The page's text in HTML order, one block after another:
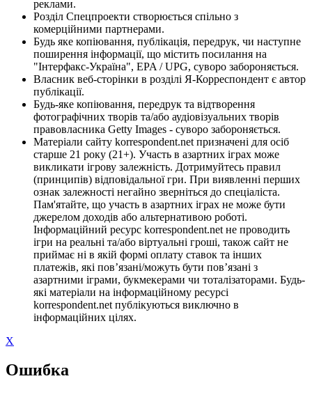
реклами.
Розділ Спецпроекти створюється спільно з
комерційними партнерами.
Будь яке копіювання, публікація, передрук, чи наступне
поширення інформації, що містить посилання на
"Інтерфакс-Україна", EPA / UPG, суворо забороняється.
Власник веб-сторінки в розділі Я-Корреспондент є автор
публікації.
Будь-яке копіювання, передрук та відтворення
фотографічних творів та/або аудіовізуальних творів
правовласника Getty Images - суворо забороняється.
Матеріали сайту korrespondent.net призначені для осіб
старше 21 року (21+). Участь в азартних іграх може
викликати ігрову залежність. Дотримуйтесь правил
(принципів) відповідальної гри. При виявленні перших
ознак залежності негайно зверніться до спеціаліста.
Пам'ятайте, що участь в азартних іграх не може бути
джерелом доходів або альтернативою роботі.
Інформаційний ресурс korrespondent.net не проводить
ігри на реальні та/або віртуальні гроші, також сайт не
приймає ні в якій формі оплату ставок та інших
платежів, які пов’язані/можуть бути пов’язані з
азартними іграми, букмекерами чи тоталізаторами. Будь-
які матеріали на інформаційному ресурсі
korrespondent.net публікуються виключно в
інформаційних цілях.
X
Ошибка